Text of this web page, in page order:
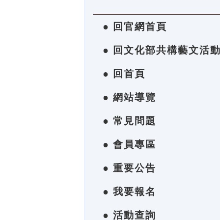
● 回官網首頁
● 回文化部共構藝文活
● 回首頁
● 網站導覽
● 常見問題
● 會員專區
● 重要公告
● 我要報名
● 活動查詢